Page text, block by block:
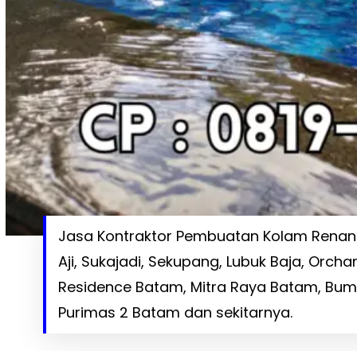
Jasa Kontraktor Pembuatan Kolam
Aji, Sukajadi, Sekupang, Lubuk Baja,
Residence Batam, Mitra Raya Batam,
Purimas 2 Batam dan sekitarnya.